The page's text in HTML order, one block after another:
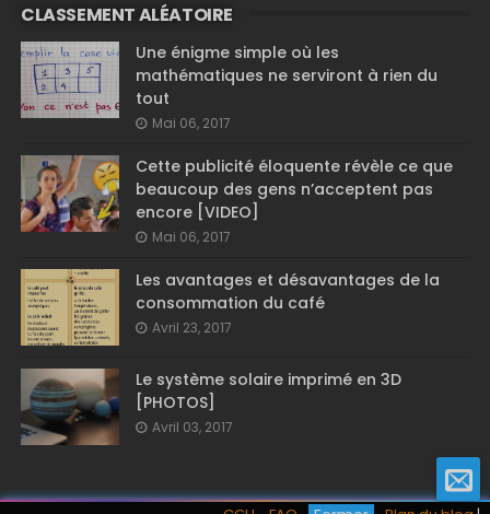
CLASSEMENT ALÉATOIRE
Une énigme simple où les
mathématiques ne serviront à rien du
tout
Mai 06, 2017
Cette publicité éloquente révèle ce que
beaucoup des gens n’acceptent pas
encore [VIDEO]
Mai 06, 2017
Les avantages et désavantages de la
consommation du café
Avril 23, 2017
Le système solaire imprimé en 3D
[PHOTOS]
Avril 03, 2017